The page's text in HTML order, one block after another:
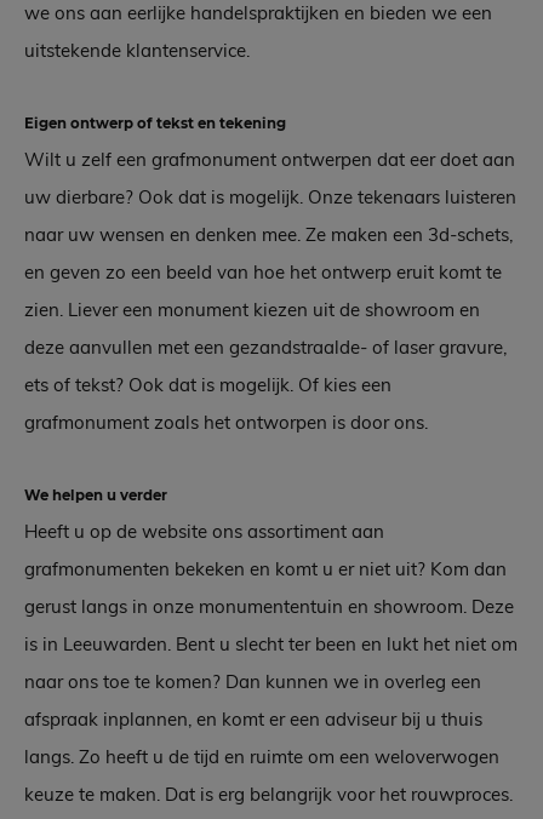
we ons aan eerlijke handelspraktijken en bieden we een
uitstekende klantenservice.
Eigen ontwerp of tekst en tekening
Wilt u zelf een grafmonument ontwerpen dat eer doet aan
uw dierbare? Ook dat is mogelijk. Onze tekenaars luisteren
naar uw wensen en denken mee. Ze maken een 3d-schets,
en geven zo een beeld van hoe het ontwerp eruit komt te
zien. Liever een monument kiezen uit de showroom en
deze aanvullen met een gezandstraalde- of laser gravure,
ets of tekst? Ook dat is mogelijk. Of kies een
grafmonument zoals het ontworpen is door ons.
We helpen u verder
Heeft u op de website ons assortiment aan
grafmonumenten bekeken en komt u er niet uit? Kom dan
gerust langs in onze monumententuin en showroom. Deze
is in Leeuwarden. Bent u slecht ter been en lukt het niet om
naar ons toe te komen? Dan kunnen we in overleg een
afspraak inplannen, en komt er een adviseur bij u thuis
langs. Zo heeft u de tijd en ruimte om een weloverwogen
keuze te maken. Dat is erg belangrijk voor het rouwproces.